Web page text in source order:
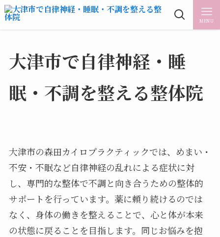
MENU
大津市で自律神経・睡
眠・不調を整える整体院
大津市の森田カイロプラクティックでは、めまい・
不安・不眠など自律神経の乱れによる症状に対
し、専門的な整体で不調と向き合うための整体的
サポートを行っています。薬に頼り続けるのでは
なく、身体の働きを整えることで、心と体が本来
の状態に戻ることを目指します。同じお悩みを抱